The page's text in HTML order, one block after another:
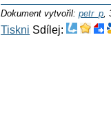
* 48.0
* 54.0
		Frequencies:
Dokument vytvořil:petr_p
Tiskni Sdílej: